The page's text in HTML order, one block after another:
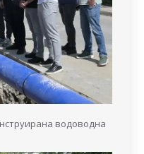
водоводна